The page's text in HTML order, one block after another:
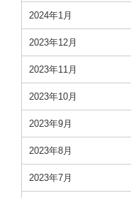
2024年1月
2023年12月
2023年11月
2023年10月
2023年9月
2023年8月
2023年7月